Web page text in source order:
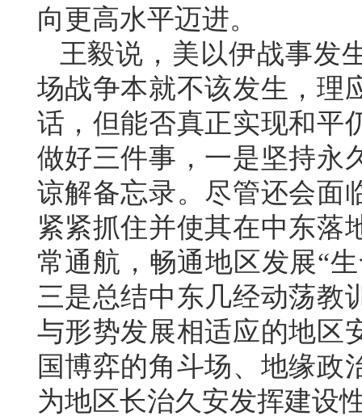
向更高水平迈进。
王毅说，美以伊战事发
场战争本就不该发生，理
话，但能否真正实现和平
做好三件事，一是坚持永
谅解备忘录。尽管还会面
紧紧抓住并使其在中东落
常通航，畅通地区发展“
三是总结中东几经动荡教
与形势发展相适应的地区
国博弈的角斗场、地缘政
为地区长治久安发挥建设